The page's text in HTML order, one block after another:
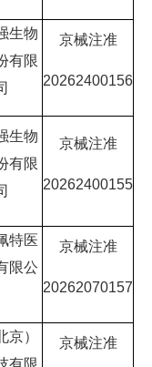
生物
有限
京械注准
20262400156
生物
有限
京械注准
20262400155
特医
限公
京械注准
20262070157
京）
有限
京械注准